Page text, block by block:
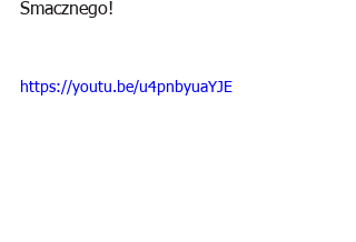
Smacznego!
https://youtu.be/u4pnbyuaYJE